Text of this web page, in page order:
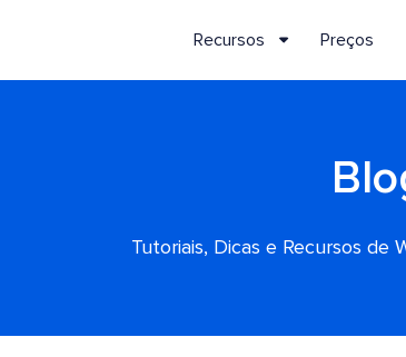
Recursos Preços
Tutoriais, Dicas e Recursos de